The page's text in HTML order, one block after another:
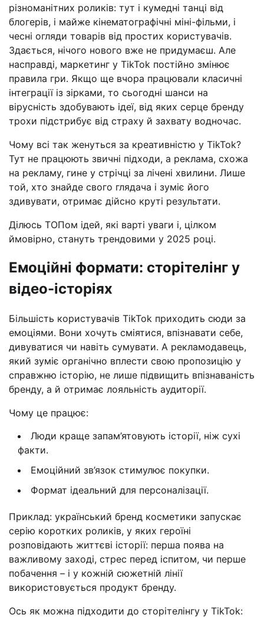
різноманітних роликів: тут і кумедні танці від
блогерів, і майже кінематографічні міні-фільми, і
чесні огляди товарів від простих користувачів.
Здається, нічого нового вже не придумаєш. Але
насправді, маркетинг у TikTok постійно змінює
правила гри. Якщо ще вчора працювали класичні
інтеграції із зірками, то сьогодні шанси на
вірусність здобувають ідеї, від яких серце бренду
трохи підстрибує від страху й захвату водночас.
Чому всі так женуться за креативністю у TikTok?
Тут не працюють звичні підходи, а реклама, схожа
на рекламу, гине у стрічці за лічені хвилини. Лише
той, хто знайде свого глядача і зуміє його
здивувати, отримає дійсно круті результати.
Ділюсь ТОПом ідей, які варті уваги і, цілком
ймовірно, стануть трендовими у 2025 році.
Емоційні формати: сторітелінг у
відео-історіях
Більшість користувачів TikTok приходить сюди за
емоціями. Вони хочуть сміятися, впізнавати себе,
дивуватися чи навіть сумувати. А рекламодавець,
який зуміє органічно вплести свою пропозицію у
справжню історію, не лише підвищить впізнаваність
бренду, а й отримає лояльність аудиторії.
Чому це працює:
Люди краще запам’ятовують історії, ніж сухі
факти.
Емоційний зв’язок стимулює покупки.
Формат ідеальний для персоналізації.
Приклад: український бренд косметики запускає
серію коротких роликів, у яких героїні
розповідають життєві історії: перша поява на
важливому заході, стрес перед іспитом, чи перше
побачення – і у кожній сюжетній лінії
використовується продукт бренду.
Ось як можна підходити до сторітелінгу у TikTok: